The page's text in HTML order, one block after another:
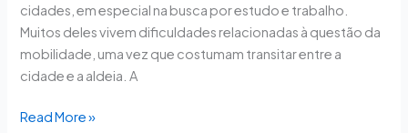
cidades, em especial na busca por estudo e trabalho.
Muitos deles vivem dificuldades relacionadas à questão da
mobilidade, uma vez que costumam transitar entre a
cidade e a aldeia. A
Read More »